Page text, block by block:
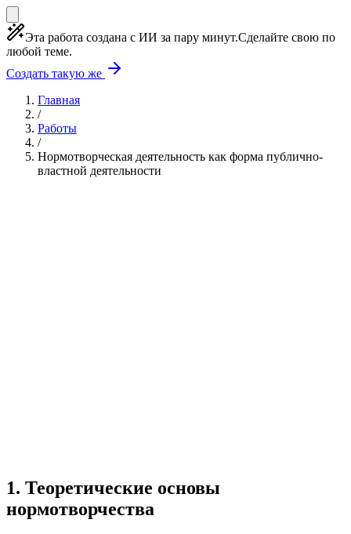
Эта работа создана с ИИ за пару минут.Сделайте свою по
любой теме.
Создать такую же
Главная
/
Работы
/
Нормотворческая деятельность как форма публично-
властной деятельности
1. Теоретические основы
нормотворчества